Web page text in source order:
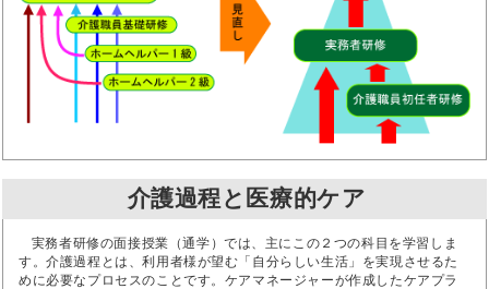
介護過程と医療的ケア
実務者研修の面接授業（通学）では、主にこの２つの科目を学習しま
す。介護過程とは、利用者様が望む「自分らしい生活」を実現させるた
めに必要なプロセスのことです。ケアマネージャーが作成したケアプラ